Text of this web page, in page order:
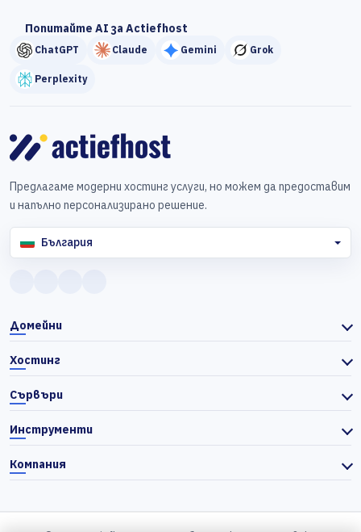
Попитайте AI за Actiefhost
ChatGPT Claude Gemini Grok
Perplexity
Предлагаме модерни хостинг услуги, но можем да предоставим
и напълно персонализирано решение.
България
Домейни
Хостинг
Сървъри
Инструменти
Компания